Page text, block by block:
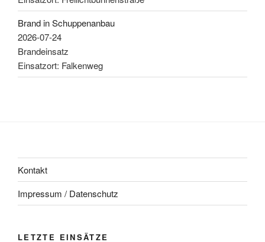
Brand in Schuppenanbau
2026-07-24
Brandeinsatz
Einsatzort: Falkenweg
Kontakt
Impressum / Datenschutz
LETZTE EINSÄTZE